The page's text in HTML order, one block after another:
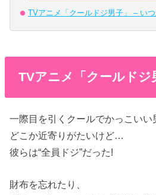
TVアニメ「クールドジ男子」 – い
TVアニメ「クールドジ
一際目を引くクールでかっこいい
どこか近寄りがたいけど…
彼らは“全員ドジ”だった!
財布を忘れたり、